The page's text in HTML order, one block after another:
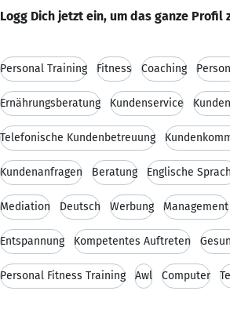
Logg Dich jetzt ein, um das ganze Profil
Personal Training Fitness Coaching
Ernährungsberatung Kundenservice
Telefonische Kundenbetreuung
Kundenanfragen Beratung Englische
Mediation Deutsch Werbung Management
Entspannung Kompetentes Auftreten
Personal Fitness Training Awl Computer